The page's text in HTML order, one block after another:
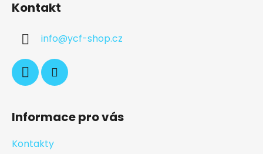
Kontakt
info@ycf-shop.cz
Informace pro vás
Kontakty